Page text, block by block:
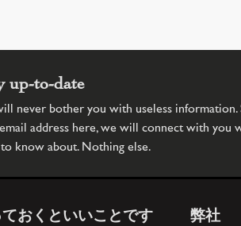
up-to-date
never bother you with useless information.
address here, we will connect with you
know about. Nothing else.
おくといいことです 弊社